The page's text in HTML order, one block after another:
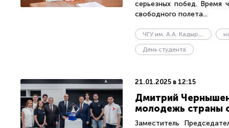
серьезных побед. Время
свободного полета...
ЧГУ им. А.А. Кадырова
День студента
21.01.2025 в 12:15
Дмитрий
молодежь страны
Заместитель